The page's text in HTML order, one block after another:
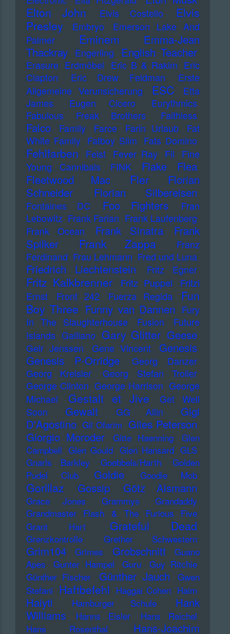
Elton John Elvis Costello
Elvis
Presley
Embryo
Emerson Lake And
Palmer
Eminem
Emma-Jean
Thackray
Engerling English Teacher
Erasure Erdmöbel Eric B & Rakim Eric
Clapton
Eric Drew Feldman
Erste
Allgemeine Verunsicherung
ESC
Etta
James
Eugen Cicero
Eurythmics
Fabulous Freak Brothers
Faithless
Falco Family Farce Farin Urlaub
Fat
White Family Fatboy Slim Fats Domino
Fehlfarben Feist Fever Ray Fil
Fine
Young Cannibals
FINK Flake
Flea
Fleetwood Mac
Fler
Florian
Schneider
Florian Silbereisen
Fontaines DC Foo Fighters
Fran
Lebowitz Frank Farian Frank Laufenberg
Frank Ocean
Frank Sinatra
Frank
Spilker
Frank Zappa
Franz
Ferdinand Frau Lehmann Fred und Luna
Friedrich Liechtenstein Fritz Egner
Fritz Kalkbrenner Fritz Puppel
Fritzi
Ernst
Front 242 Fuerza Regida
Fun
Boy Three Funny van Dannen Fury
In The Slaughterhouse
Fusion
Future
Islands Galliano Gary Glitter Geese
Geir Jenssen Gene Vincent
Genesis
Genesis P-Orridge
Georg Danzer
Georg Kreisler
Georg Stefan Troller
George Clinton George Harrison George
Michael
Gestalt et Jive
Get Well
Soon
Gewalt GG Allin
Gigi
D'Agostino Gil Ofarim Giles Peterson
Giorgio Moroder
Gitte Haenning
Glen
Campbell Glen Gould Glen Hansard GLS
Gnarls Barkley
Goebbels/Harth
Golden
Pudel Club
Goldie Goodie Mob
Gorillaz Gossip Götz Alsmann
Grace Jones Grammys
Grandaddy
Grandmaster Flash & The Furious Five
Grant Hart
Grateful Dead
Grenzkontrolle Grether Schwestern
Grim104 Grimes Grobschnitt
Guano
Apes
Gunter Hampel Guru
Guy Ritchie
Günther Fischer
Günther Jauch
Gwen
Stefani Haftbefehl Haggai Cohen Haim
Haiyti Hamburger Schule
Hank
Williams
Hanns Eisler
Hans Reichel
Hans Rosenthal
Hans-Joachim